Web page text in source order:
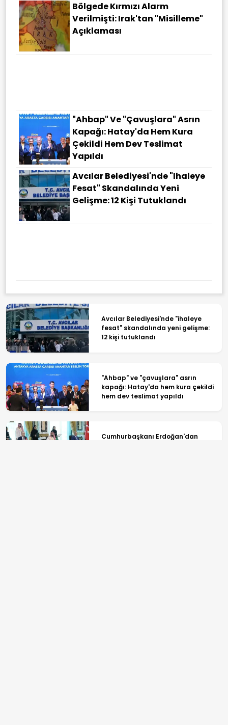
Bölgede Kırmızı Alarm
Verilmişti: Irak'tan "misilleme"
Açıklaması
"Ahbap" Ve "çavuşlara" Asrın
Kapağı: Hatay'da Hem Kura
Çekildi Hem Dev Teslimat
Yapıldı
Avcılar Belediyesi'nde "ihaleye
Fesat" Skandalında Yeni
Gelişme: 12 Kişi Tutuklandı
Avcılar Belediyesi'nde "ihaleye
fesat" skandalında yeni gelişme:
12 kişi tutuklandı
"Ahbap" ve "çavuşlara" asrın
kapağı: Hatay'da hem kura çekildi
hem dev teslimat yapıldı
Cumhurbaşkanı Erdoğan'dan